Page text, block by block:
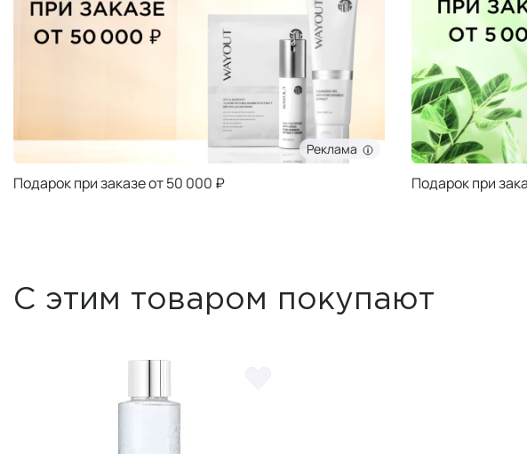
Реклама
Подарок при заказе от 50 000 ₽ Подарок при
С этим товаром покупают